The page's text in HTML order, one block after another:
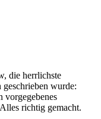
die herrlichste
wurde:
vorgegebenes
richtig gemacht.